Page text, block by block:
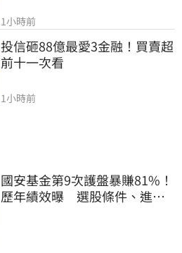
1小時前
投信砸88億最愛3金融！買賣超
前十一次看
1小時前
國安基金第9次護盤暴賺81%！
歷年績效曝 選股條件、進場